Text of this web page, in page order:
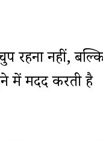
रहना नहीं,
में मदद करती है